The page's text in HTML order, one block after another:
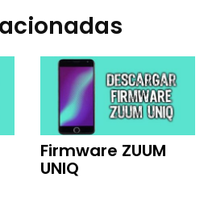
Firmware ZUUM
UNIQ